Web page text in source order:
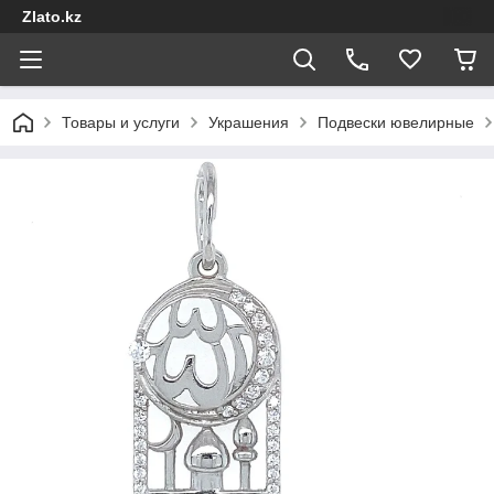
Zlato.kz
Товары и услуги Украшения Подвески ювелирные